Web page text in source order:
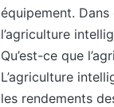
équipement.
l’agriculture
Qu’est-ce que
L’agriculture
les rendements